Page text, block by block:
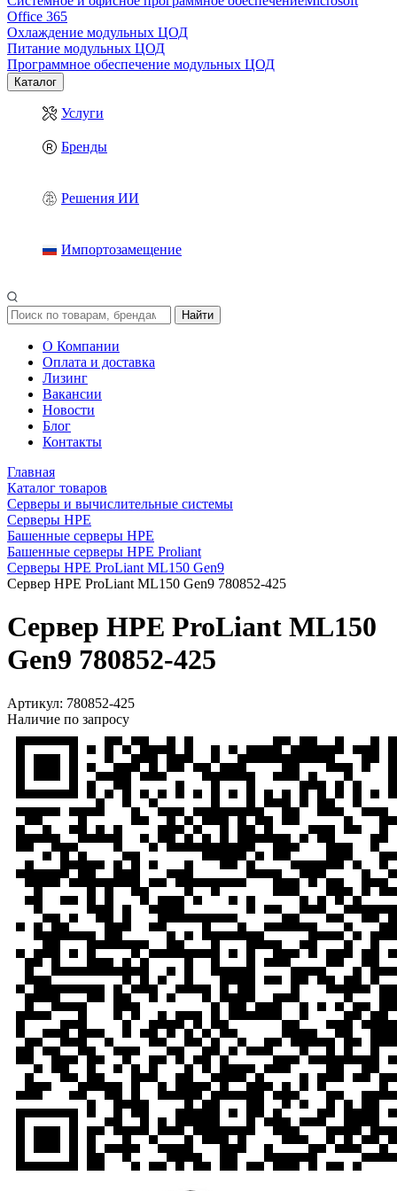
Office 365
Охлаждение модульных ЦОД
Питание модульных ЦОД
Программное обеспечение модульных ЦОД
Каталог
Услуги
Бренды
Решения ИИ
Импортозамещение
Найти
О Компании
Оплата и доставка
Лизинг
Вакансии
Новости
Блог
Контакты
Главная
Каталог товаров
Серверы и вычислительные системы
Серверы HPE
Башенные серверы HPE
Башенные серверы HPE Proliant
Серверы HPE ProLiant ML150 Gen9
Сервер HPE ProLiant ML150 Gen9 780852-425
Сервер HPE ProLiant ML150
Gen9 780852-425
Артикул: 780852-425
Наличие по запросу